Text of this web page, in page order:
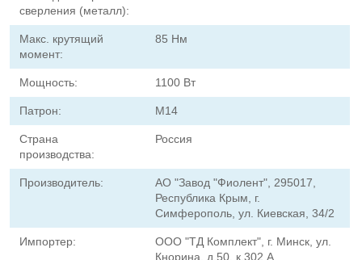
сверления (металл):
Макс. крутящий
момент:
85 Нм
Мощность: 1100 Вт
Патрон: М14
Страна
производства:
Россия
Производитель:
АО "Завод "Фиолент", 295017,
Республика Крым, г.
Симферополь, ул. Киевская, 34/2
Импортер:
ООО "ТД Комплект", г. Минск, ул.
Кнорина, д.50, к.302 А